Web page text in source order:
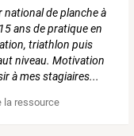
national de planche à
ans de pratique en
triathlon puis
niveau. Motivation
à mes stagiaires...
la ressource